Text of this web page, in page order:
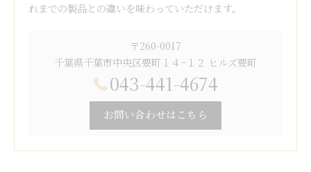
れまでの製品との違いを味わっていただけます。
〒260-0017
千葉県千葉市中央区要町１４−１２ ヒルズ要町
043-441-4674
お問い合わせはこちら